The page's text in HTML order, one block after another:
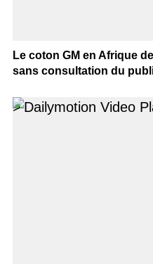
Le coton GM en Afrique
sans consultation du
>